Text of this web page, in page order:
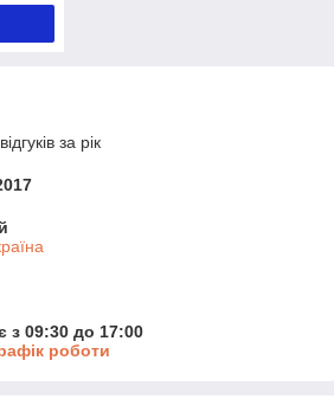
за рік
з 09:30 до 17:00
роботи